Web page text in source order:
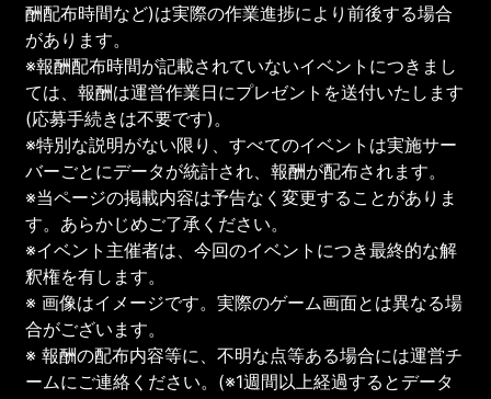
酬配布時間など)は実際の作業進捗により前後する場合
があります。
※報酬配布時間が記載されていないイベントにつきまし
ては、報酬は運営作業日にプレゼントを送付いたします
(応募手続きは不要です)。
※特別な説明がない限り、すべてのイベントは実施サー
バーごとにデータが統計され、報酬が配布されます。
※当ページの掲載内容は予告なく変更することがありま
す。あらかじめご了承ください。
※イベント主催者は、今回のイベントにつき最終的な解
釈権を有します。
※ 画像はイメージです。実際のゲーム画面とは異なる場
合がございます。
※ 報酬の配布内容等に、不明な点等ある場合には運営チ
ームにご連絡ください。(※1週間以上経過するとデータ